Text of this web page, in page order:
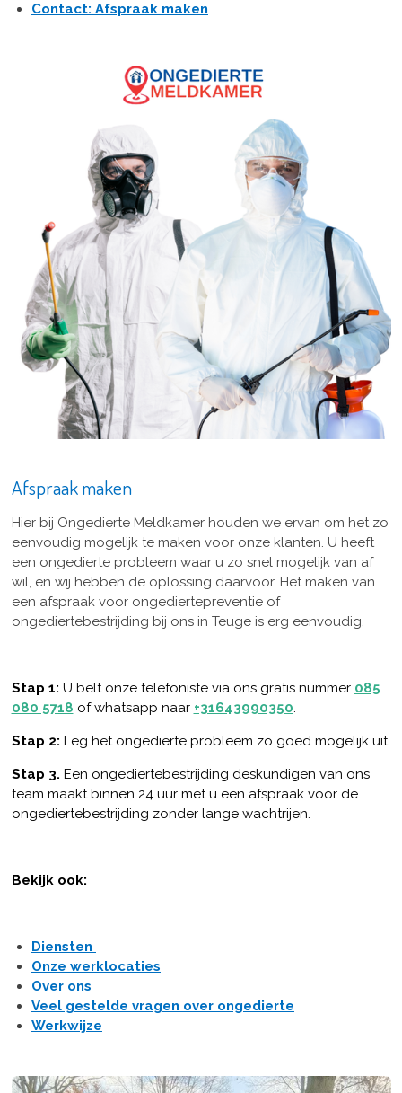
Contact: Afspraak maken
Afspraak maken
Hier bij Ongedierte Meldkamer houden we ervan om het zo
eenvoudig mogelijk te maken voor onze klanten. U heeft
een ongedierte probleem waar u zo snel mogelijk van af
wil, en wij hebben de oplossing daarvoor. Het maken van
een afspraak voor ongediertepreventie of
ongediertebestrijding bij ons in Teuge is erg eenvoudig.
Stap 1: U belt onze telefoniste via ons gratis nummer 085
080 5718 of whatsapp naar +31643990350.
Stap 2: Leg het ongedierte probleem zo goed mogelijk uit
Stap 3. Een ongediertebestrijding deskundigen van ons
team maakt binnen 24 uur met u een afspraak voor de
ongediertebestrijding zonder lange wachtrijen.
Bekijk ook:
Diensten
Onze werklocaties
Over ons
Veel gestelde vragen over ongedierte
Werkwijze